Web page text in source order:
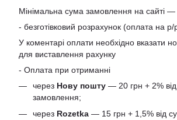
Мінімальна сума замовлення на сайті —
- безготівковий розрахунок (оплата на р/
У коментарі оплати необхідно вказати
для виставлення рахунку
- Оплата при отриманні
через Нову пошту — 20 грн + 2%
замовлення;
через Rozetka — 15 грн + 1,5% від